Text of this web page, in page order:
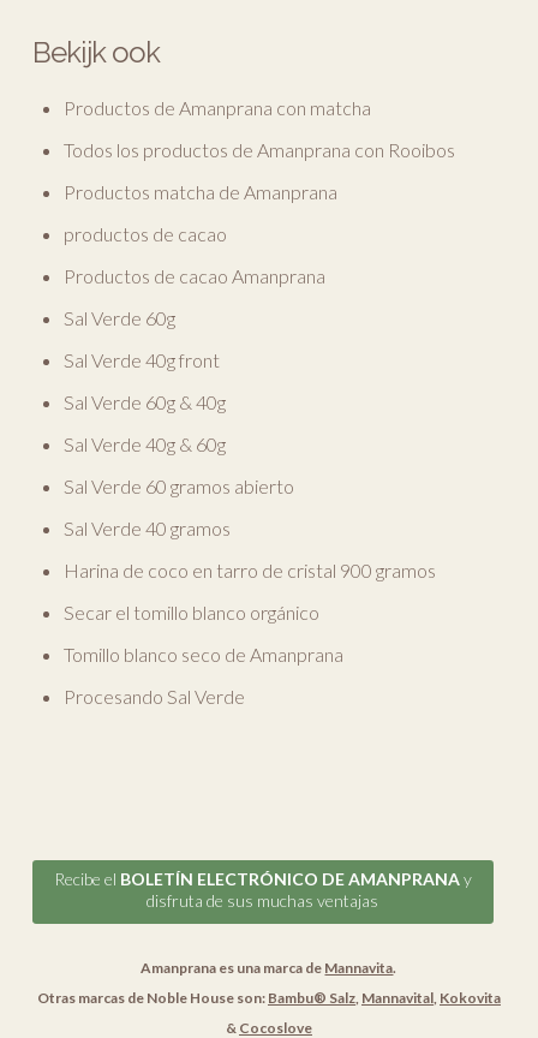
Bekijk ook
Productos de Amanprana con matcha
Todos los productos de Amanprana con Rooibos
Productos matcha de Amanprana
productos de cacao
Productos de cacao Amanprana
Sal Verde 60g
Sal Verde 40g front
Sal Verde 60g & 40g
Sal Verde 40g & 60g
Sal Verde 60 gramos abierto
Sal Verde 40 gramos
Harina de coco en tarro de cristal 900 gramos
Secar el tomillo blanco orgánico
Tomillo blanco seco de Amanprana
Procesando Sal Verde
Recibe el BOLETÍN ELECTRÓNICO DE AMANPRANAy
disfruta de sus muchas ventajas
Amanprana es una marca de Mannavita.
Otras marcas de Noble House son: Bambu® Salz, Mannavital, Kokovita
& Cocoslove